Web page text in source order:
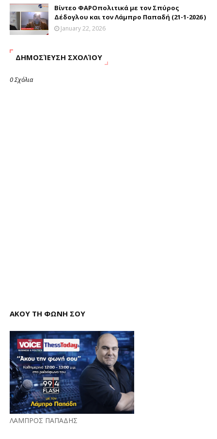
Βίντεο ΦΑΡΟπολιτικά με τον Σπύρος
Δέδογλου και τον Λάμπρο Παπαδή (21-1-2026 )
January 22, 2026
ΔΗΜΟΣΊΕΥΣΗ ΣΧΟΛΊΟΥ
0 Σχόλια
ΑΚΟΥ ΤΗ ΦΩΝΗ ΣΟΥ
ΛΑΜΠΡΟΣ ΠΑΠΑΔΗΣ